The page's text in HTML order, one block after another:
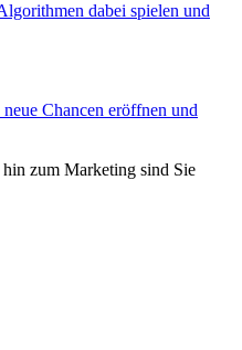
dabei spielen und
Chancen eröffnen und
zum Marketing sind Sie